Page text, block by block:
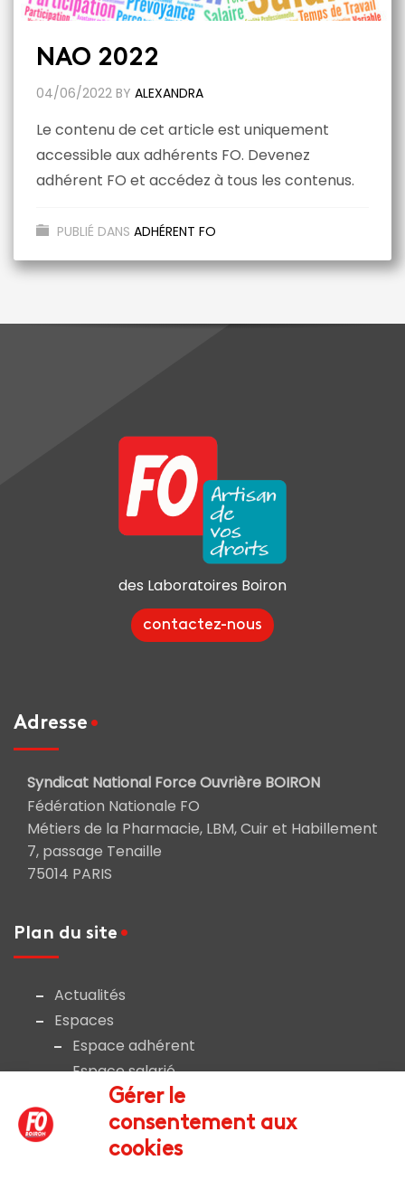
Gérer le
consentement aux
cookies
NAO 2022
04/06/2022 BY ALEXANDRA
Le contenu de cet article est uniquement
accessible aux adhérents FO. Devenez
adhérent FO et accédez à tous les contenus.
PUBLIÉ DANS ADHÉRENT FO
des Laboratoires Boiron
contactez-nous
Adresse
Syndicat National Force Ouvrière BOIRON
Fédération Nationale FO
Métiers de la Pharmacie, LBM, Cuir et Habillement
7, passage Tenaille
75014 PARIS
Plan du site
Actualités
Espaces
Espace adhérent
Espace salarié
Liens et documents utiles
Nous rejoindre
Nous contacter